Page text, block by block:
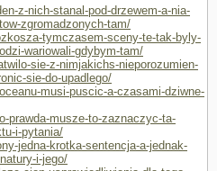
z-nich-stanal-pod-drzewem-a-nia-
zgromadzonych-tam/
tymczasem-sceny-te-tak-byly-
wariowali-gdybym-tam/
sie-z-nimjakichs-nieporozumien-
sie-do-upadlego/
musi-puscic-a-czasami-dziwne-
prawda-musze-to-zaznaczyc-ta-
i-pytania/
jedna-krotka-sentencja-a-jednak-
i-jego/